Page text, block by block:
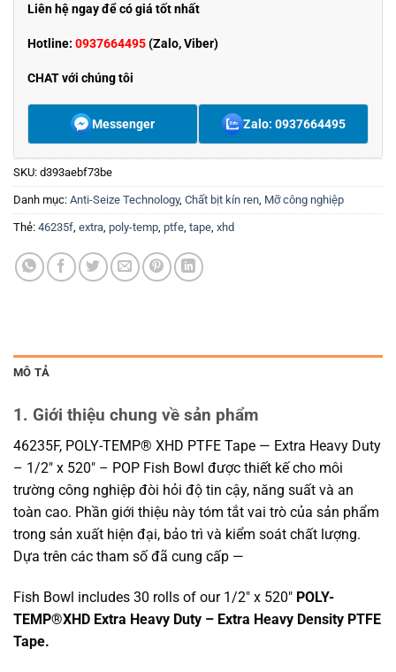
Liên hệ ngay để có giá tốt nhất
Hotline: 0937664495(Zalo, Viber)
CHAT với chúng tôi
Messenger Zalo: 0937664495
SKU: d393aebf73be
Danh mục: Anti-Seize Technology, Chất bịt kín ren, Mỡ công nghiệp
Thẻ: 46235f, extra, poly-temp, ptfe, tape, xhd
MÔ TẢ
1. Giới thiệu chung về sản phẩm
46235F, POLY-TEMP® XHD PTFE Tape — Extra Heavy Duty
– 1/2″ x 520″ – POP Fish Bowl được thiết kế cho môi
trường công nghiệp đòi hỏi độ tin cậy, năng suất và an
toàn cao. Phần giới thiệu này tóm tắt vai trò của sản phẩm
trong sản xuất hiện đại, bảo trì và kiểm soát chất lượng.
Dựa trên các tham số đã cung cấp —
Fish Bowl includes 30 rolls of our 1/2″ x 520″ POLY-
TEMP®XHD Extra Heavy Duty – Extra Heavy Density PTFE
Tape.